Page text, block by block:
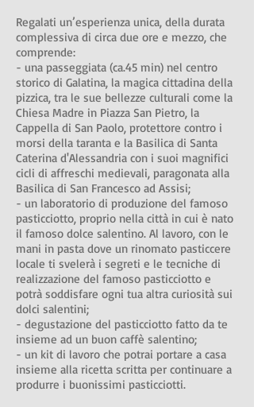
Regalati un’esperienza unica, della durata
complessiva di circa due ore e mezzo, che
comprende:
- una passeggiata (ca.45 min) nel centro
storico di Galatina, la magica cittadina della
pizzica, tra le sue bellezze culturali come la
Chiesa Madre in Piazza San Pietro, la
Cappella di San Paolo, protettore contro i
morsi della taranta e la Basilica di Santa
Caterina d'Alessandria con i suoi magnifici
cicli di affreschi medievali, paragonata alla
Basilica di San Francesco ad Assisi;
- un laboratorio di produzione del famoso
pasticciotto, proprio nella città in cui è nato
il famoso dolce salentino. Al lavoro, con le
mani in pasta dove un rinomato pasticcere
locale ti svelerà i segreti e le tecniche di
realizzazione del famoso pasticciotto e
potrà soddisfare ogni tua altra curiosità sui
dolci salentini;
- degustazione del pasticciotto fatto da te
insieme ad un buon caffè salentino;
- un kit di lavoro che potrai portare a casa
insieme alla ricetta scritta per continuare a
produrre i buonissimi pasticciotti.